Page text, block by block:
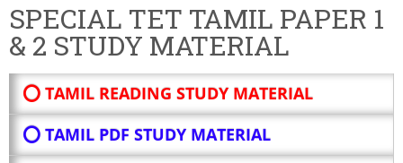
SPECIAL TET TAMIL PAPER 1
& 2 STUDY MATERIAL
⭕ TAMIL READING STUDY MATERIAL
⭕ TAMIL PDF STUDY MATERIAL